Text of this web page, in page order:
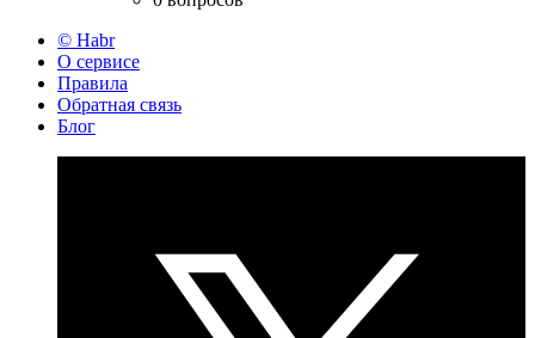
© Habr
О сервисе
Правила
Обратная связь
Блог